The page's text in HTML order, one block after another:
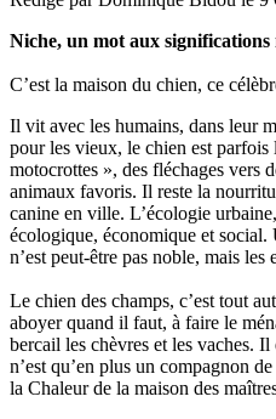
Niche, un mot aux significations
C’est la maison du chien, ce
Il vit avec les humains, dans leur
pour les vieux, le chien est parfois
motocrottes », des fléchages vers
animaux favoris. Il reste la
canine en ville. L’écologie
écologique, économique et social.
n’est peut-être pas noble, mais
Le chien des champs, c’est tout
aboyer quand il faut, à faire le
bercail les chèvres et les vaches.
n’est qu’en plus un compagnon
la Chaleur de la maison des